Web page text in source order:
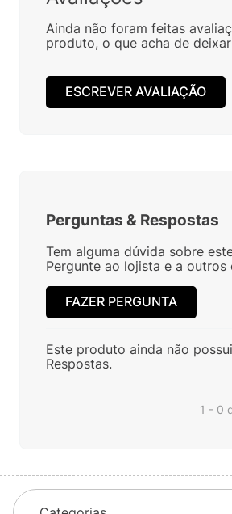
Ainda não foram feitas
produto, o que acha de
ESCREVER AVALIAÇÃO
Perguntas & Respostas
Tem alguma dúvida sobre
Pergunte ao lojista e a outros
FAZER PERGUNTA
Este produto ainda não
Respostas.
1 - 0